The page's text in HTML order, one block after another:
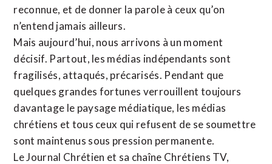
reconnue, et de donner la parole à ceux qu’on
n’entend jamais ailleurs.
Mais aujourd’hui, nous arrivons à un moment
décisif. Partout, les médias indépendants sont
fragilisés, attaqués, précarisés. Pendant que
quelques grandes fortunes verrouillent toujours
davantage le paysage médiatique, les médias
chrétiens et tous ceux qui refusent de se soumettre
sont maintenus sous pression permanente.
Le Journal Chrétien et sa chaîne Chrétiens TV,